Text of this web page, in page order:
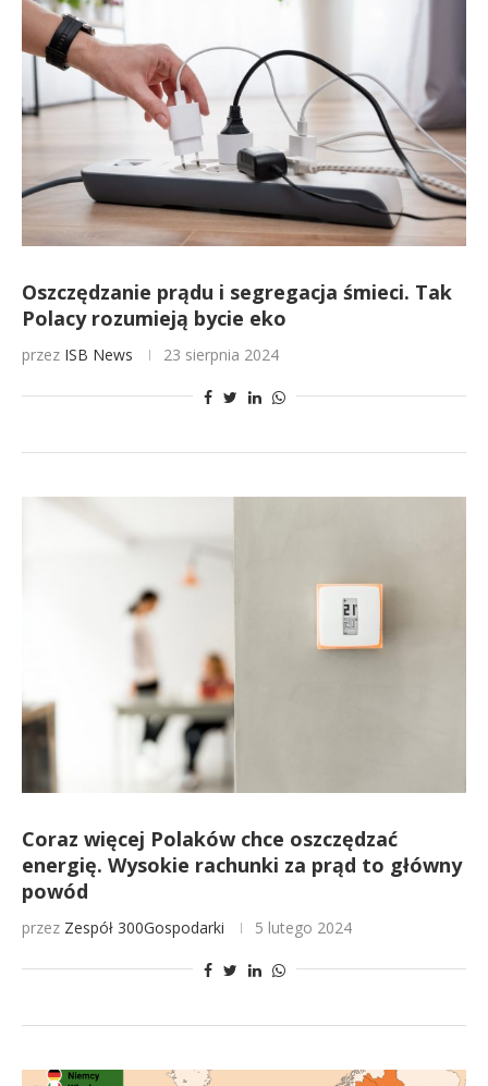
Oszczędzanie prądu i segregacja śmieci. Tak
Polacy rozumieją bycie eko
przez ISB News 23 sierpnia 2024
Coraz więcej Polaków chce oszczędzać
energię. Wysokie rachunki za prąd to główny
powód
przez Zespół 300Gospodarki 5 lutego 2024